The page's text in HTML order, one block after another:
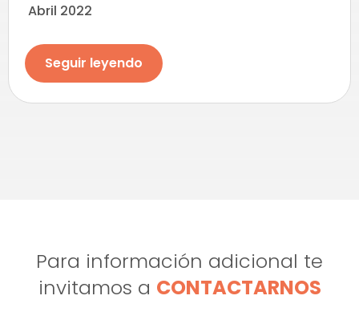
Abril 2022
Seguir leyendo
Para información adicional te
invitamos a CONTACTARNOS